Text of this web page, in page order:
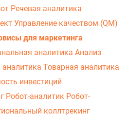
Речевая аналитика
Управление качеством (QM)
для маркетинга
аналитика Анализ
аналитика Товарная аналитика
инвестиций
Робот-аналитик Робот-
коллтрекинг